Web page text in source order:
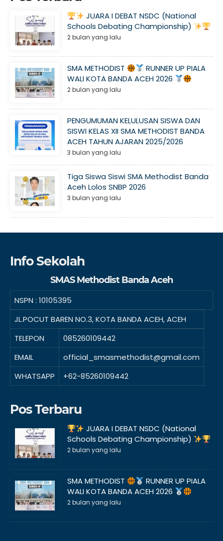
JUARA I DEBAT NSDC (National
Schools Debating Championship)
2 bulan yang lalu
SMA METHODIST
RUNNER UP PIALA
WALI KOTA BANDA ACEH 2026
2 bulan yang lalu
PENGUMUMAN KELULUSAN SISWA DAN
SISWI KELAS XII SMA METHODIST BANDA
ACEH TAHUN AJARAN 2025/2026
3 bulan yang lalu
Tiga Siswa Siswi SMA Methodist Banda
Aceh Lolos SNBP 2026
3 bulan yang lalu
Info Sekolah
SMAS Methodist Banda Aceh
NSPN : 10105395
JL.POCUT BAREN NO.3, KOTA BANDA ACEH, ACEH
TELEPON
085260109442
EMAIL
official_smasmethodist@gmail.com
WHATSAPP
+62-85260109442
Pos Terbaru
JUARA I DEBAT NSDC (National
Schools Debating Championship)
2 bulan yang lalu
SMA METHODIST
RUNNER UP PIALA
WALI KOTA BANDA ACEH 2026
2 bulan yang lalu